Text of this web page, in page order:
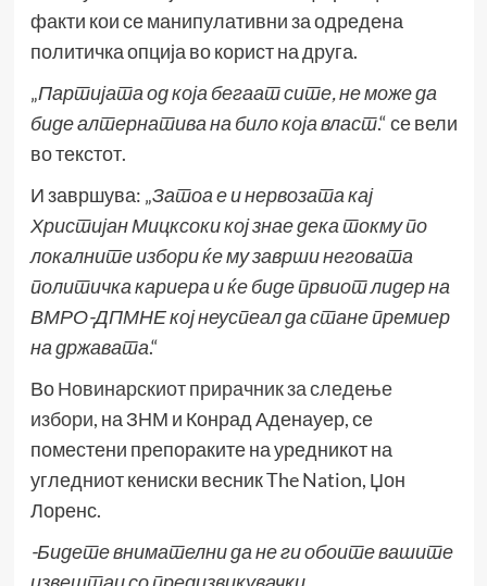
факти кои се манипулативни за одредена
политичка опција во корист на друга.
„Партијата од која бегаат сите, не може да
биде алтернатива на било која власт.“ се вели
во текстот.
И завршува: „Затоа е и нервозата кај
Христијан Мицксоки кој знае дека токму по
локалните избори ќе му заврши неговата
политичка кариера и ќе биде првиот лидер на
ВМРО-ДПМНЕ кој неуспеал да стане премиер
на државата.“
ВоНовинарскиот прирачник за следење
избори, на ЗНМ и Конрад Аденауер, се
поместени препораките на уредникот на
угледниот кениски весник The Nation, Џон
Лоренс.
-Бидете внимателни да не ги обоите вашите